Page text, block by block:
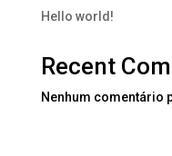
Hello world!
Recent
Nenhum comentário